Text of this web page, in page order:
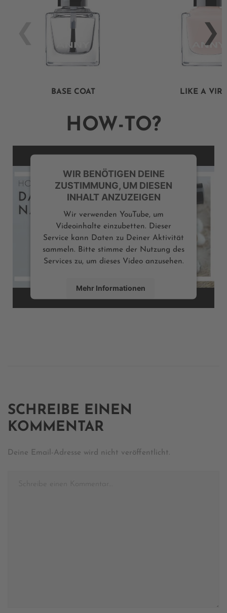
BASE COAT LIKE A
HOW-TO?
WIR BENÖTIGEN DEINE
ZUSTIMMUNG, UM DIESEN
INHALT ANZUZEIGEN
Wir verwenden YouTube, um
Videoinhalte einzubetten. Dieser
Service kann Daten zu Deiner Aktivität
sammeln. Bitte stimme der Nutzung des
Services zu, um dieses Video anzusehen.
Mehr Informationen
SCHREIBE EINEN
KOMMENTAR
Deine Email-Adresse wird nicht veröffentlicht.